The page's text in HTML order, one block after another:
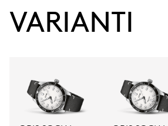
VARIANTI